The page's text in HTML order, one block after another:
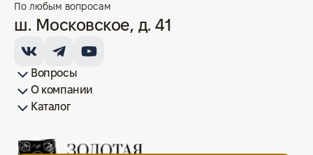
Вопросы
Как купить/продать
Условия оплаты
Условия доставки
Гарантия на товар
Возврат монет
Карта сайта
О компании
Франшиза
История
Вопрос-ответ
Отзывы
Лицензии и документы
Контакты офисов
Новости
БлогКаталог
По любым вопросам
ш. Московское, д. 41